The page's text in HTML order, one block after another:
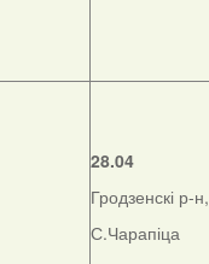
28.04
Гродзенскі р-н,
С.Чарапіца